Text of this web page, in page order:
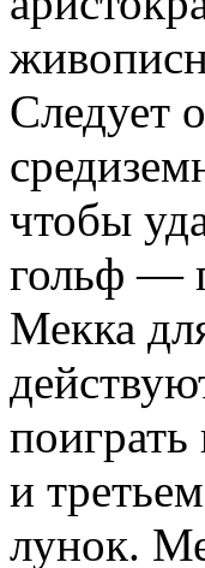
Следует
чтобы
гольф —
Мекка
и
лунок.